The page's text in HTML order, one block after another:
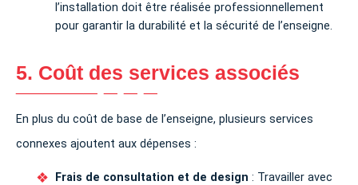
l’installation doit être réalisée professionnellement
pour garantir la durabilité et la sécurité de l’enseigne.
5. Coût des services associés
En plus du coût de base de l’enseigne, plusieurs services
connexes ajoutent aux dépenses :
Frais de consultation et de design : Travailler avec